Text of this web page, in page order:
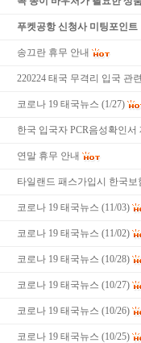
푸켓공항 신청사 미팅포인트
송끄란 휴무 안내
220224 태국 무격리 입국 관
코로나 19 태국뉴스 (1/27)
한국 입국자 PCR음성확인
연말 휴무 안내
타일랜드 패스가입시 한국
코로나 19 태국뉴스 (11/03)
코로나 19 태국뉴스 (11/02)
코로나 19 태국뉴스 (10/28)
코로나 19 태국뉴스 (10/27)
코로나 19 태국뉴스 (10/26)
코로나 19 태국뉴스 (10/25)